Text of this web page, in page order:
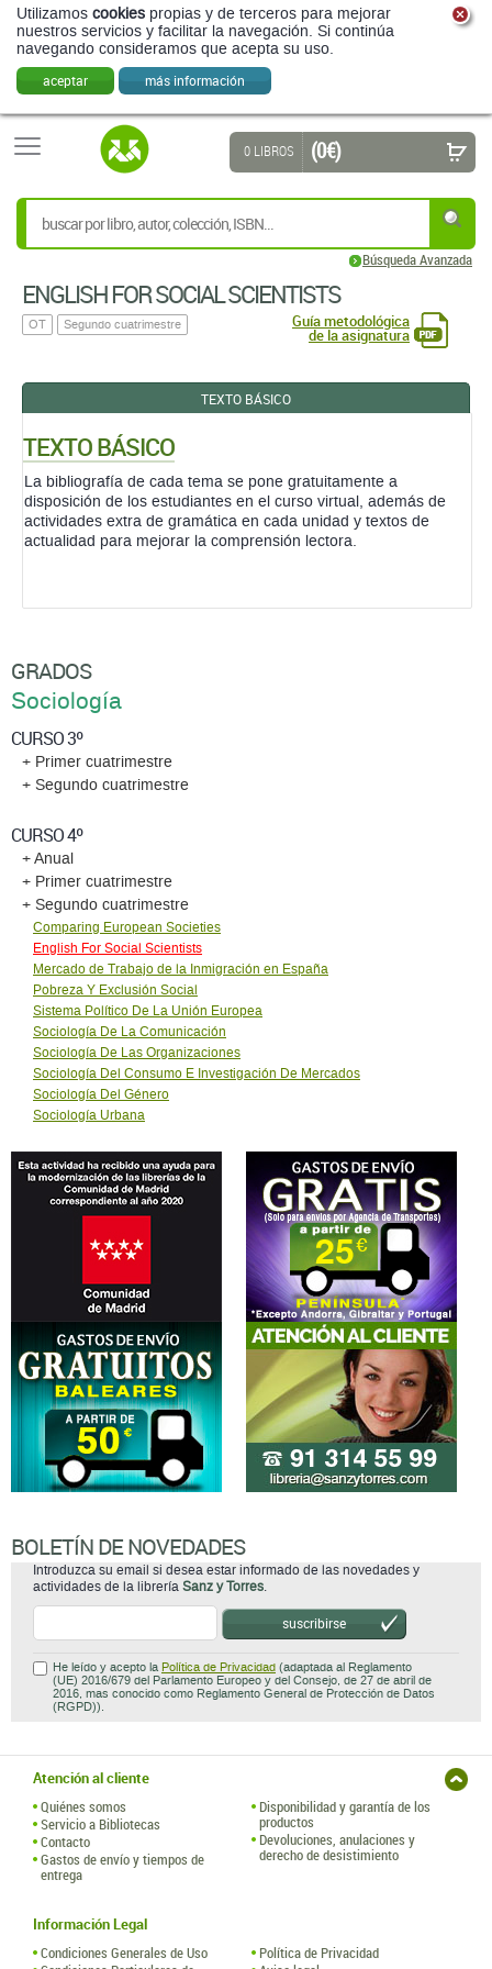
Utilizamos cookies propias y de terceros para mejorar
nuestros servicios y facilitar la navegación. Si continúa
navegando consideramos que acepta su uso.
aceptar más información
Búsqueda Avanzada
0 LIBROS (0 €)
ENGLISH FOR SOCIAL SCIENTISTS
OT Segundo cuatrimestre Guía metodológica
de la asignatura
TEXTO BÁSICO
TEXTO BÁSICO
La bibliografía de cada tema se pone gratuitamente a
disposición de los estudiantes en el curso virtual, además de
actividades extra de gramática en cada unidad y textos de
actualidad para mejorar la comprensión lectora.
GRADOS
Sociología
CURSO 3º
+ Primer cuatrimestre
+ Segundo cuatrimestre
CURSO 4º
+ Anual
+ Primer cuatrimestre
+ Segundo cuatrimestre
Comparing European Societies
English For Social Scientists
Mercado de Trabajo de la Inmigración en España
Pobreza Y Exclusión Social
Sistema Político De La Unión Europea
Sociología De La Comunicación
Sociología De Las Organizaciones
Sociología Del Consumo E Investigación De Mercados
Sociología Del Género
Sociología Urbana
BOLETÍN DE NOVEDADES
Introduzca su email si desea estar informado de las novedades y
actividades de la librería Sanz y Torres.
suscribirse
He leído y acepto la Política de Privacidad (adaptada al Reglamento
(UE) 2016/679 del Parlamento Europeo y del Consejo, de 27 de abril de
2016, mas conocido como Reglamento General de Protección de Datos
(RGPD)).
Atención al cliente
Quiénes somos
Servicio a Bibliotecas
Contacto
Gastos de envío y tiempos de
entrega
Disponibilidad y garantía de los
productos
Devoluciones, anulaciones y
derecho de desistimiento
Información Legal
Condiciones Generales de Uso
Política de Privacidad